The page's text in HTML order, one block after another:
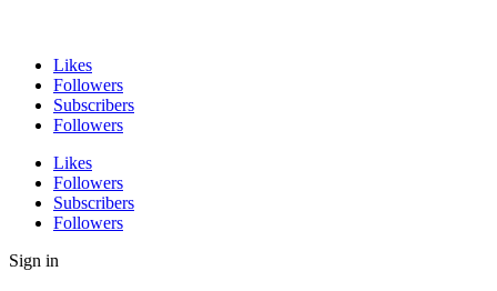
Likes
Followers
Subscribers
Followers
Likes
Followers
Subscribers
Followers
Sign in